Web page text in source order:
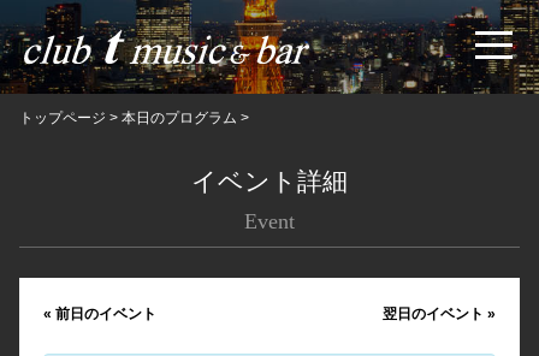
トップページ > 本日のプログラム >
イベント詳細
Event
« 前日のイベント 翌日のイベント»